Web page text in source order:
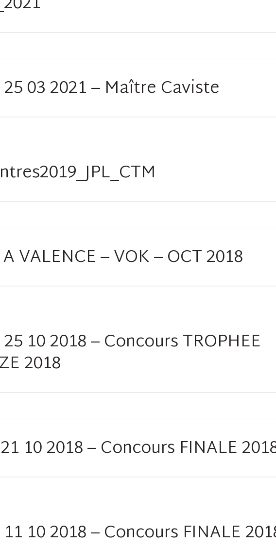
03 2021 – Maître Caviste
VALENCE – VOK – OCT 2018
10 2018 – Concours TROPHEE
2018
10 2018 – Concours FINALE
10 2018 – Concours FINALE